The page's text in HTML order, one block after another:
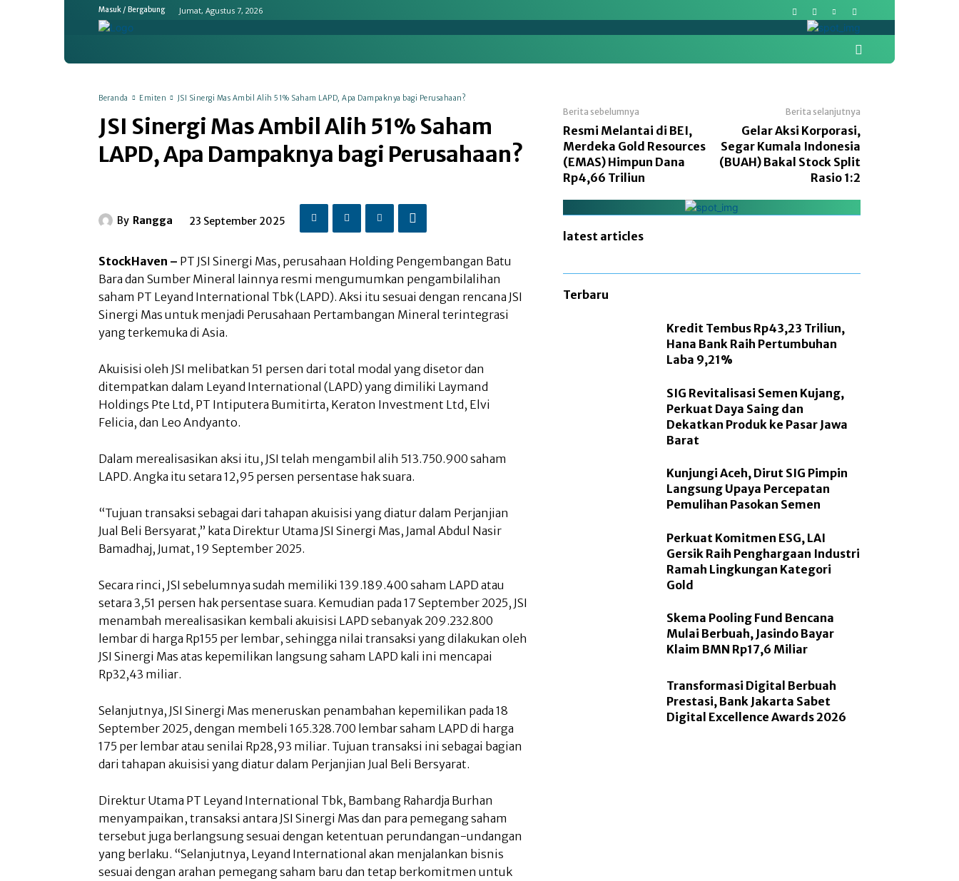
Masuk / Bergabung Jumat, Agustus 7, 2026
Beranda Emiten JSI Sinergi Mas Ambil Alih 51% Saham LAPD, Apa Dampaknya bagi Perusahaan?
JSI Sinergi Mas Ambil Alih 51% Saham
LAPD, Apa Dampaknya bagi Perusahaan?
By Rangga 23 September 2025
StockHaven – PT JSI Sinergi Mas, perusahaan Holding Pengembangan Batu
Bara dan Sumber Mineral lainnya resmi mengumumkan pengambilalihan
saham PT Leyand International Tbk (LAPD). Aksi itu sesuai dengan rencana JSI
Sinergi Mas untuk menjadi Perusahaan Pertambangan Mineral terintegrasi
yang terkemuka di Asia.
Akuisisi oleh JSI melibatkan 51 persen dari total modal yang disetor dan
ditempatkan dalam Leyand International (LAPD) yang dimiliki Laymand
Holdings Pte Ltd, PT Intiputera Bumitirta, Keraton Investment Ltd, Elvi
Felicia, dan Leo Andyanto.
Dalam merealisasikan aksi itu, JSI telah mengambil alih 513.750.900 saham
LAPD. Angka itu setara 12,95 persen persentase hak suara.
“Tujuan transaksi sebagai dari tahapan akuisisi yang diatur dalam Perjanjian
Jual Beli Bersyarat,” kata Direktur Utama JSI Sinergi Mas, Jamal Abdul Nasir
Bamadhaj, Jumat, 19 September 2025.
Secara rinci, JSI sebelumnya sudah memiliki 139.189.400 saham LAPD atau
setara 3,51 persen hak persentase suara. Kemudian pada 17 September 2025, JSI
menambah merealisasikan kembali akuisisi LAPD sebanyak 209.232.800
lembar di harga Rp155 per lembar, sehingga nilai transaksi yang dilakukan oleh
JSI Sinergi Mas atas kepemilikan langsung saham LAPD kali ini mencapai
Rp32,43 miliar.
Selanjutnya, JSI Sinergi Mas meneruskan penambahan kepemilikan pada 18
September 2025, dengan membeli 165.328.700 lembar saham LAPD di harga
175 per lembar atau senilai Rp28,93 miliar. Tujuan transaksi ini sebagai bagian
dari tahapan akuisisi yang diatur dalam Perjanjian Jual Beli Bersyarat.
Direktur Utama PT Leyand International Tbk, Bambang Rahardja Burhan
menyampaikan, transaksi antara JSI Sinergi Mas dan para pemegang saham
tersebut juga berlangsung sesuai dengan ketentuan perundangan-undangan
yang berlaku. “Selanjutnya, Leyand International akan menjalankan bisnis
sesuai dengan arahan pemegang saham baru dan tetap berkomitmen untuk
Berita sebelumnya
Resmi Melantai di BEI,
Merdeka Gold Resources
(EMAS) Himpun Dana
Rp4,66 Triliun
Berita selanjutnya
Gelar Aksi Korporasi,
Segar Kumala Indonesia
(BUAH) Bakal Stock Split
Rasio 1:2
latest articles
Terbaru
Kredit Tembus Rp43,23 Triliun,
Hana Bank Raih Pertumbuhan
Laba 9,21%
SIG Revitalisasi Semen Kujang,
Perkuat Daya Saing dan
Dekatkan Produk ke Pasar Jawa
Barat
Kunjungi Aceh, Dirut SIG Pimpin
Langsung Upaya Percepatan
Pemulihan Pasokan Semen
Perkuat Komitmen ESG, LAI
Gersik Raih Penghargaan Industri
Ramah Lingkungan Kategori
Gold
Skema Pooling Fund Bencana
Mulai Berbuah, Jasindo Bayar
Klaim BMN Rp17,6 Miliar
Transformasi Digital Berbuah
Prestasi, Bank Jakarta Sabet
Digital Excellence Awards 2026